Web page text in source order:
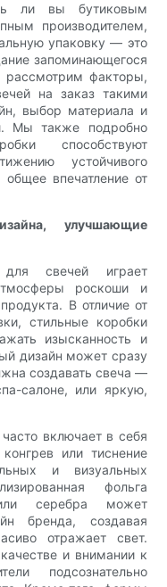
ли вы бутиковым
производителем,
упаковку — это
запоминающегося
рассмотрим факторы,
на заказ такими
выбор материала и
Мы также подробно
способствуют
устойчивого
впечатление от
улучшающие
свечей играет
роскоши и
В отличие от
стильные коробки
изысканность и
дизайн может сразу
создавать свеча —
салоне, или яркую,
включает в себя
или тиснение
и визуальных
фольга
серебра может
бренда, создавая
отражает свет.
и внимании к
подсознательно